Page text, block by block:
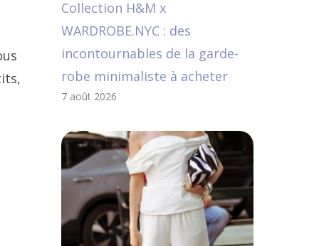
Collection H&M x
WARDROBE.NYC : des
incontournables de la garde-
robe minimaliste à acheter
7 août 2026